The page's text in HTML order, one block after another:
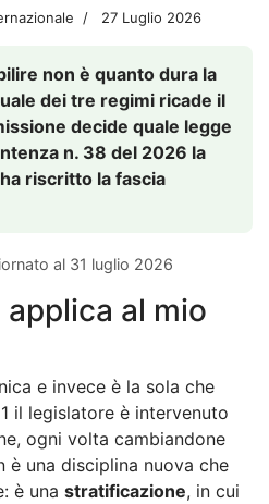
27 Luglio 2026
non è quanto dura la
dei tre regimi ricade il
decide quale legge
n. 38 del 2026 la
riscritto la fascia
al 31 luglio 2026
al mio
e invece è la sola che
il legislatore è intervenuto
ogni volta cambiandone
è una disciplina nuova che
è una stratificazione, in cui